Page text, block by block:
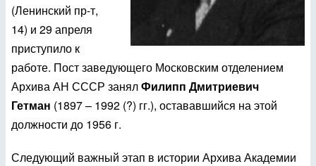
(Ленинский пр-т,
14) и 29 апреля
приступило к
работе. Пост заведующего Московским отделением
Архива АН СССР занялФилипп Дмитриевич
Гетман (1897 – 1992 (?) гг.), остававшийся на этой
должности до 1956 г.
Следующий важный этап в истории Архива Академии